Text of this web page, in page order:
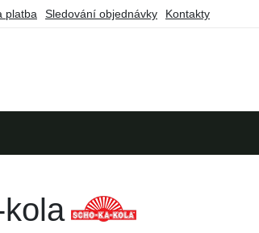
platba Sledování objednávky Kontakty